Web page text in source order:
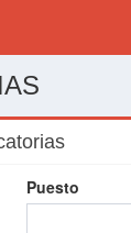
Puesto